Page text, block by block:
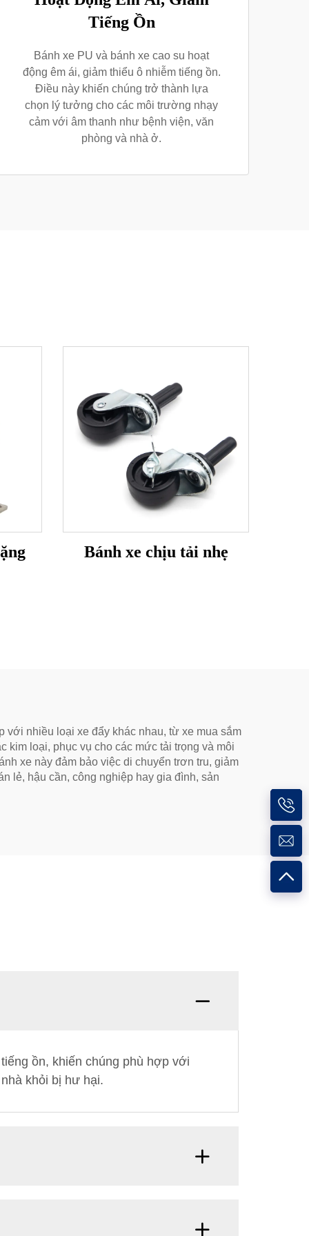
Tiếng Ồn
Bánh xe PU và bánh xe cao su hoạt
động êm ái, giảm thiểu ô nhiễm tiếng ồn.
Điều này khiến chúng trở thành lựa
chọn lý tưởng cho các môi trường nhạy
cảm với âm thanh như bệnh viện, văn
phòng và nhà ở.
Bánh xe chịu tải nhẹ
với nhiều loại xe đẩy khác nhau, từ xe mua sắm
kim loại, phục vụ cho các mức tải trọng và môi
xe này đảm bảo việc di chuyển trơn tru, giảm
lẻ, hậu cần, công nghiệp hay gia đình, sản
ồn, khiến chúng phù hợp với
khỏi bị hư hại.